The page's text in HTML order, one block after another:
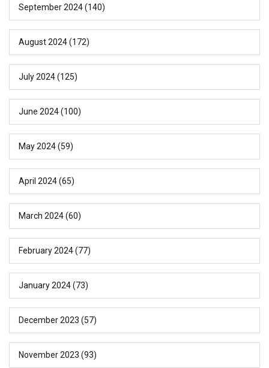
September 2024(140)
August 2024(172)
July 2024(125)
June 2024(100)
May 2024(59)
April 2024(65)
March 2024(60)
February 2024(77)
January 2024(73)
December 2023 (57)
November 2023 (93)